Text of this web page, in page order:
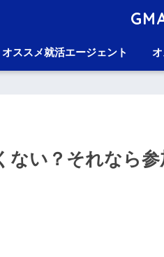
オススメ就活エージェント
ない？それなら